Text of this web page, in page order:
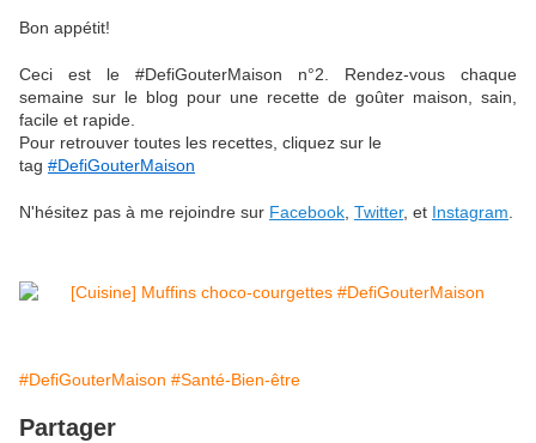
Bon appétit!
Ceci est le #DefiGouterMaison n°2. Rendez-vous chaque
semaine sur le blog pour une recette de goûter maison, sain,
facile et rapide.
Pour retrouver toutes les recettes, cliquez sur le
tag #DefiGouterMaison
N'hésitez pas à me rejoindre sur Facebook Twitter, et Instagram
#DefiGouterMaison #Santé-Bien-être
Partager